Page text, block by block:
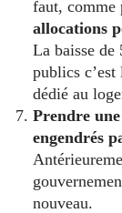
faut, comme
allocations
La baisse de
publics
dédié au
Prendre
engendrés
nouveau.